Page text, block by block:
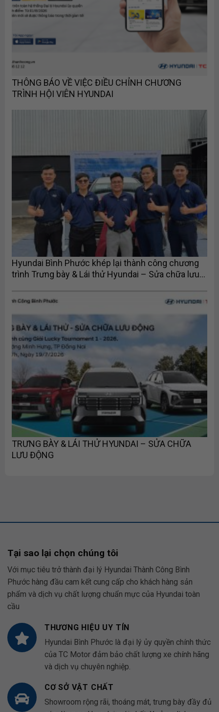
THÔNG BÁO VỀ VIỆC ĐIỀU CHỈNH CHƯƠNG
TRÌNH HỘI VIÊN HYUNDAI
Hyundai Bình Phước khép lại thành công chương
trình Trưng bày & Lái thử Hyundai – Sửa chữa lưu
TRƯNG BÀY & LÁI THỬ HYUNDAI – SỬA CHỮA
LƯU ĐỘNG
Tại sao lại chọn chúng tôi
Với mục tiêu trở thành đại lý Hyundai Thành Công Bình
Phước hàng đầu cam kết cung cấp cho khách hàng sản
phẩm và dịch vụ chất lượng chuẩn mực của Hyundai toàn
cầu
THƯƠNG HIỆU UY TÍN
Hyundai Bình Phước là đại lý ủy quyền chính thức
của TC Motor đảm bảo chất lượng xe chính hãng
và dịch vụ chuyên nghiệp.
CƠ SỞ VẬT CHẤT
Showroom rộng rãi, thoáng mát, trưng bày đầy đủ